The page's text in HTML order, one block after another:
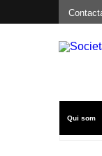
Qui som